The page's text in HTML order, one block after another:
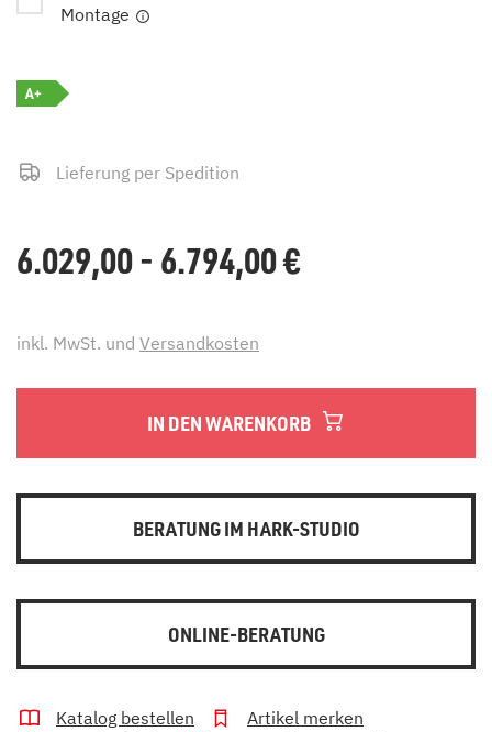
Montage
A+
Lieferung per Spedition
6.029,00 - 6.794,00€
inkl. MwSt. und Versandkosten
IN DEN WARENKORB
BERATUNG IM HARK-STUDIO
ONLINE-BERATUNG
Katalog bestellen
Artikel merken